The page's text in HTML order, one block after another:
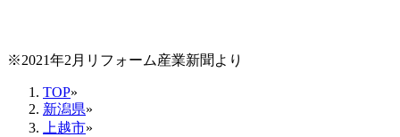
※2021年2月リフォーム産業新聞より
TOP»
新潟県»
上越市»